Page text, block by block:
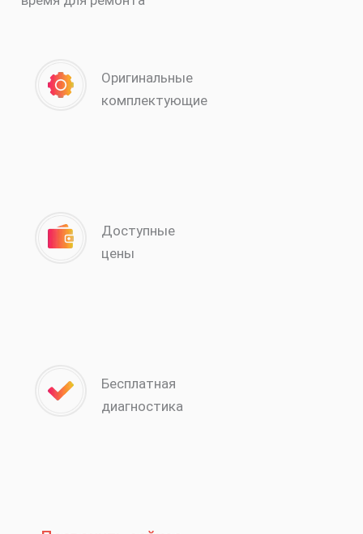
Оригинальные
комплектующие
Доступные
цены
Бесплатная
диагностика